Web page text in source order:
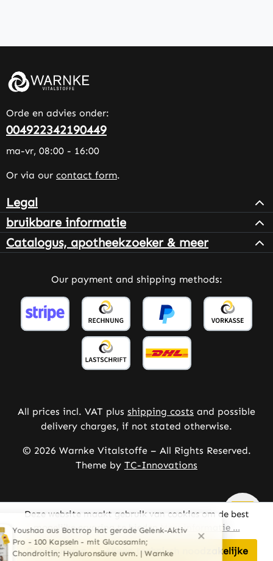
Orde en advies onder:
004922342190449
ma-vr, 08:00 - 16:00
Or via our contact form.
Legal
bruikbare informatie
Catalogus, apotheekzoeker & meer
Our payment and shipping methods:
All prices incl. VAT plus shipping costs and possible
delivery charges, if not stated otherwise.
© 2026 Warnke Vitalstoffe – All Rights Reserved.
Theme by TC-Innovations
Deze website maakt gebruik van cookies om de best
mogelijke ervaring te biedenMeer informatie ...
Alleen technisch noodzakelijke
Configureren